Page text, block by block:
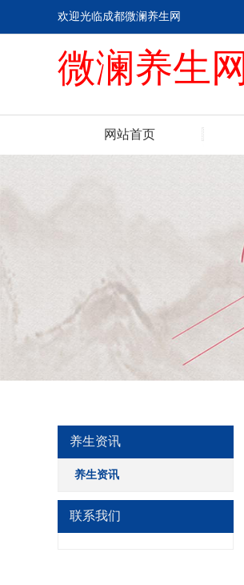
欢迎光临成都微澜养生网
微澜养生网
网站首页
养生资讯
养生资讯
联系我们